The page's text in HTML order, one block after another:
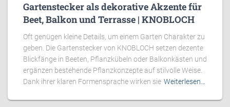
Gartenstecker als dekorative Akzente für
Beet, Balkon und Terrasse | KNOBLOCH
Oft genügen kleine Details, um einem Garten Charakter zu
geben. Die Gartenstecker von KNOBLOCH setzen dezente
Blickfänge in Beeten, Pflanzkübeln oder Balkonkästen und
ergänzen bestehende Pflanzkonzepte auf stilvolle Weise.
Dank ihrer klaren Formensprache wirken sie Weiterlesen…